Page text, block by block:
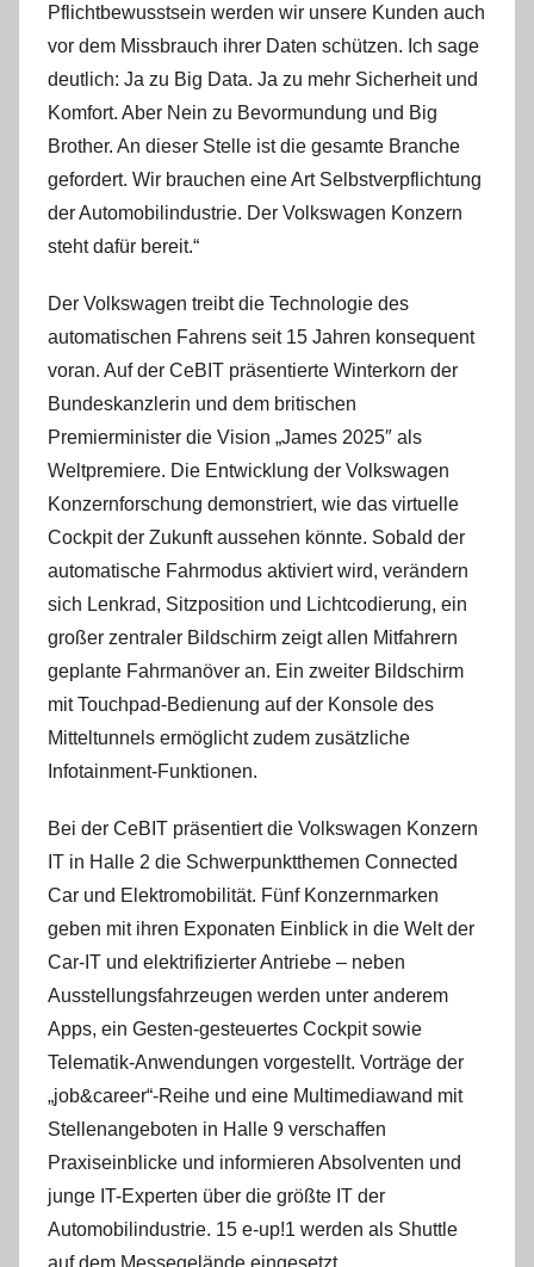
Pflichtbewusstsein werden wir unsere Kunden auch
vor dem Missbrauch ihrer Daten schützen. Ich sage
deutlich: Ja zu Big Data. Ja zu mehr Sicherheit und
Komfort. Aber Nein zu Bevormundung und Big
Brother. An dieser Stelle ist die gesamte Branche
gefordert. Wir brauchen eine Art Selbstverpflichtung
der Automobilindustrie. Der Volkswagen Konzern
steht dafür bereit.“
Der Volkswagen treibt die Technologie des
automatischen Fahrens seit 15 Jahren konsequent
voran. Auf der CeBIT präsentierte Winterkorn der
Bundeskanzlerin und dem britischen
Premierminister die Vision „James 2025″ als
Weltpremiere. Die Entwicklung der Volkswagen
Konzernforschung demonstriert, wie das virtuelle
Cockpit der Zukunft aussehen könnte. Sobald der
automatische Fahrmodus aktiviert wird, verändern
sich Lenkrad, Sitzposition und Lichtcodierung, ein
großer zentraler Bildschirm zeigt allen Mitfahrern
geplante Fahrmanöver an. Ein zweiter Bildschirm
mit Touchpad-Bedienung auf der Konsole des
Mitteltunnels ermöglicht zudem zusätzliche
Infotainment-Funktionen.
Bei der CeBIT präsentiert die Volkswagen Konzern
IT in Halle 2 die Schwerpunktthemen Connected
Car und Elektromobilität. Fünf Konzernmarken
geben mit ihren Exponaten Einblick in die Welt der
Car-IT und elektrifizierter Antriebe – neben
Ausstellungsfahrzeugen werden unter anderem
Apps, ein Gesten-gesteuertes Cockpit sowie
Telematik-Anwendungen vorgestellt. Vorträge der
„job&career“-Reihe und eine Multimediawand mit
Stellenangeboten in Halle 9 verschaffen
Praxiseinblicke und informieren Absolventen und
junge IT-Experten über die größte IT der
Automobilindustrie. 15 e-up!1 werden als Shuttle
auf dem Messegelände eingesetzt.